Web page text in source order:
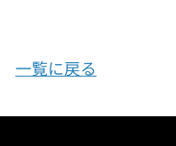
一覧に戻る